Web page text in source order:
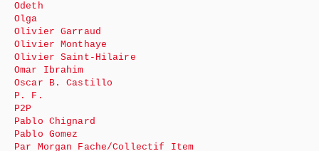
Odeth
Olga
Olivier Garraud
Olivier Monthaye
Olivier Saint-Hilaire
Omar Ibrahim
Oscar B. Castillo
P. F.
P2P
Pablo Chignard
Pablo Gomez
Par Morgan Fache/Collectif Item